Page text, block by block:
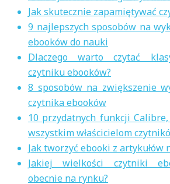
Jak skutecznie zapamiętywać
9 najlepszych sposobów na
ebooków do nauki
Dlaczego warto czytać
czytniku ebooków?
8 sposobów na zwiększenie
czytnika ebooków
10 przydatnych funkcji
wszystkim właścicielom
Jak tworzyć ebooki z artykułów
Jakiej wielkości czytniki
obecnie na rynku?